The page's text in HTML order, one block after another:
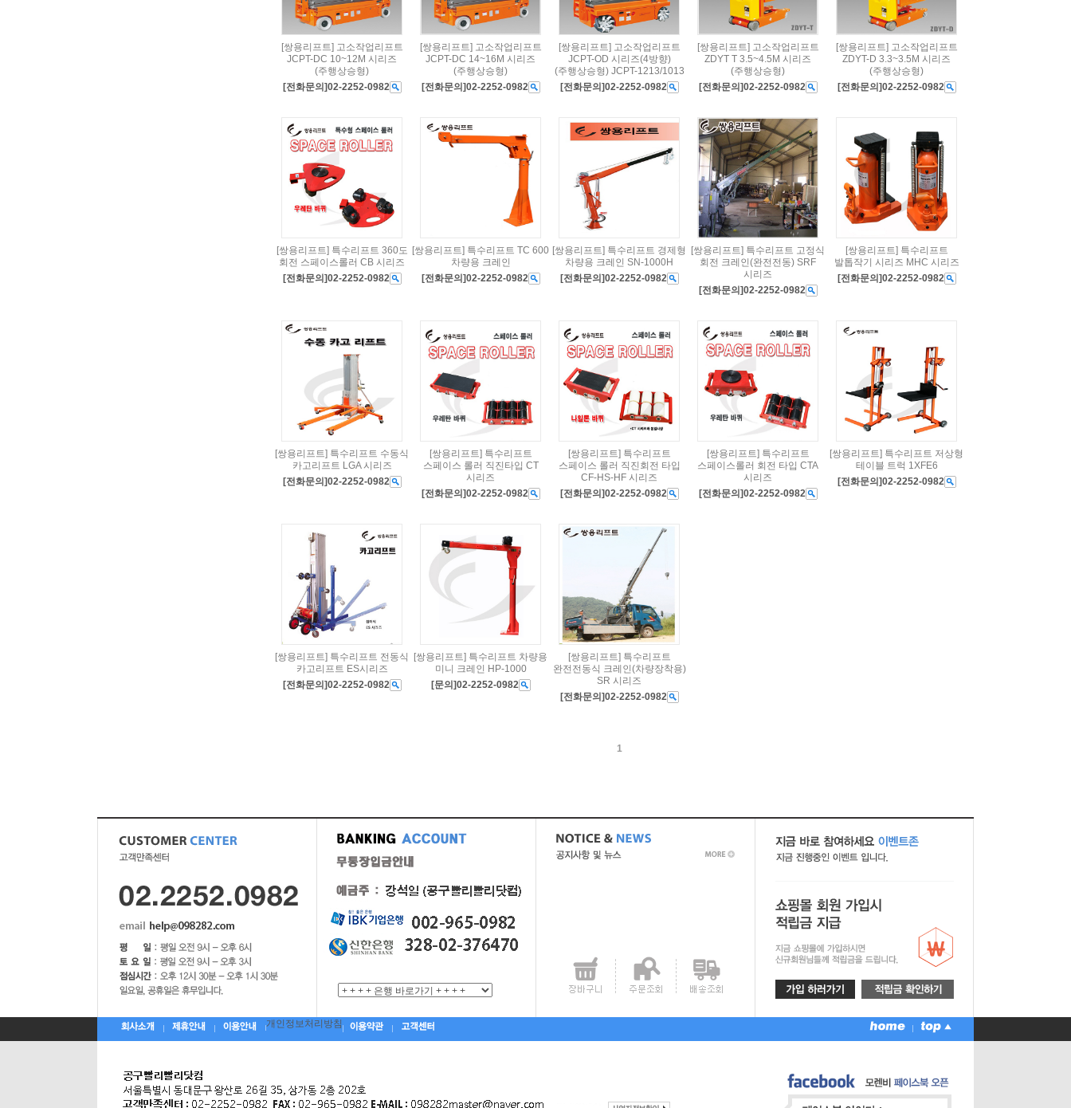
[쌍용리프트] 고소작업리프트
JCPT-DC 10~12M 시리즈
(주행상승형)
[전화문의]02-2252-0982
[쌍용리프트] 고소작업리프트
JCPT-DC 14~16M 시리즈
(주행상승형)
[전화문의]02-2252-0982
[쌍용리프트] 고소작업리프트
JCPT-OD 시리즈(4방향)
(주행상승형) JCPT-1213/1013
[전화문의]02-2252-0982
[쌍용리프트] 고소작업리프트
ZDYT T 3.5~4.5M 시리즈
(주행상승형)
[전화문의]02-2252-0982
[쌍용리프트] 고소작업리프트
ZDYT-D 3.3~3.5M 시리즈
(주행상승형)
[전화문의]02-2252-0982
[쌍용리프트] 특수리프트 360도
회전 스페이스롤러 CB 시리즈
[전화문의]02-2252-0982
[쌍용리프트] 특수리프트 TC 600
차량용 크레인
[전화문의]02-2252-0982
[쌍용리프트] 특수리프트 경제형
차량용 크레인 SN-1000H
[전화문의]02-2252-0982
[쌍용리프트] 특수리프트 고정식
회전 크레인(완전전동) SRF
시리즈
[전화문의]02-2252-0982
[쌍용리프트] 특수리프트
발톱작기 시리즈 MHC 시리즈
[전화문의]02-2252-0982
[쌍용리프트] 특수리프트 수동식
카고리프트 LGA 시리즈
[전화문의]02-2252-0982
[쌍용리프트] 특수리프트
스페이스 롤러 직진타입 CT
시리즈
[전화문의]02-2252-0982
[쌍용리프트] 특수리프트
스페이스 롤러 직진회전 타입
CF-HS-HF 시리즈
[전화문의]02-2252-0982
[쌍용리프트] 특수리프트
스페이스롤러 회전 타입 CTA
시리즈
[전화문의]02-2252-0982
[쌍용리프트] 특수리프트 저상형
테이블 트럭 1XFE6
[전화문의]02-2252-0982
[쌍용리프트] 특수리프트 전동식
카고리프트 ES시리즈
[전화문의]02-2252-0982
[쌍용리프트] 특수리프트 차량용
미니 크레인 HP-1000
[문의]02-2252-0982
[쌍용리프트] 특수리프트
완전전동식 크레인(차량장착용)
SR 시리즈
[전화문의]02-2252-0982
1
개인정보처리방침